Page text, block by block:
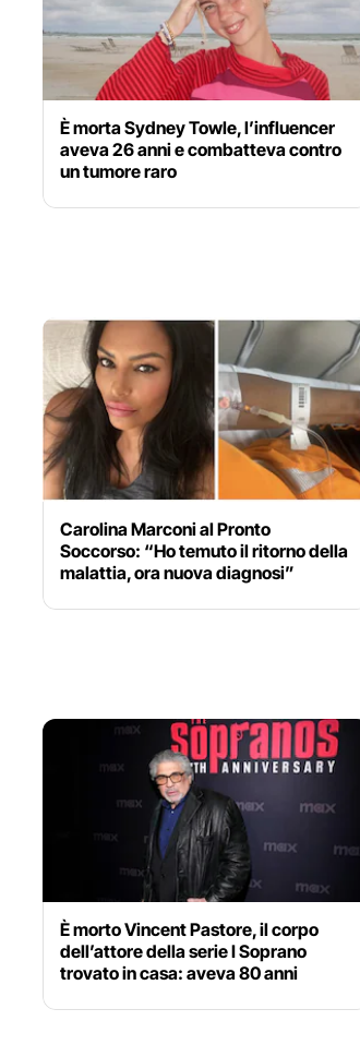
È morta Sydney Towle, l’influencer
aveva 26 anni e combatteva contro
un tumore raro
Carolina Marconi al Pronto
Soccorso: “Ho temuto il ritorno della
malattia, ora nuova diagnosi”
È morto Vincent Pastore, il corpo
dell’attore della serie I Soprano
trovato in casa: aveva 80 anni